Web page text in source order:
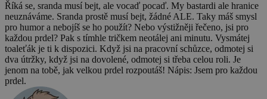
Říká se, sranda musí bejt, ale vocaď pocaď. My bastardi ale hranice
neuznáváme. Sranda prostě musí bejt, žádné ALE. Taky máš smysl
pro humor a nebojíš se ho použít? Nebo výstižněji řečeno, jsi pro
každou prdel? Pak s tímhle tričkem neotálej ani minutu. Vysmátej
toaleťák je ti k dispozici. Když jsi na pracovní schůzce, odmotej si
dva útržky, když jsi na dovolené, odmotej si třeba celou roli. Je
jenom na tobě, jak velkou prdel rozpoutáš! Nápis: Jsem pro každou
prdel.